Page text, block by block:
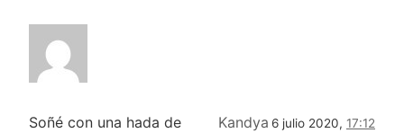
Kandya 6 julio 2020, 17:12
Soñé con una hada de